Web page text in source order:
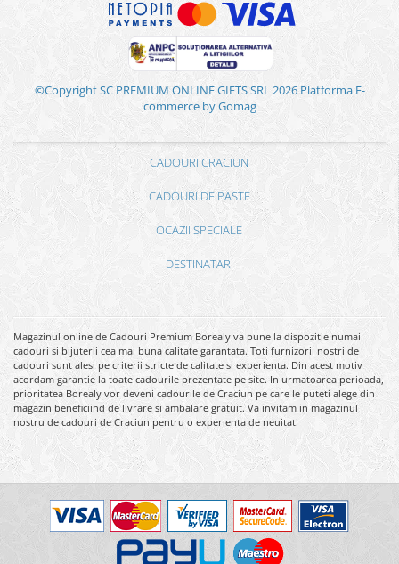
©Copyright SC PREMIUM ONLINE GIFTS SRL 2026 Platforma E-
commerce by Gomag
CADOURI CRACIUN
CADOURI DE PASTE
OCAZII SPECIALE
DESTINATARI
Magazinul online de Cadouri Premium Borealy va pune la dispozitie numai
cadouri si bijuterii cea mai buna calitate garantata. Toti furnizorii nostri de
cadouri sunt alesi pe criterii stricte de calitate si experienta. Din acest motiv
acordam garantie la toate cadourile prezentate pe site. In urmatoarea perioada,
prioritatea Borealy vor deveni cadourile de Craciun pe care le puteti alege din
magazin beneficiind de livrare si ambalare gratuit. Va invitam in magazinul
nostru de cadouri de Craciun pentru o experienta de neuitat!